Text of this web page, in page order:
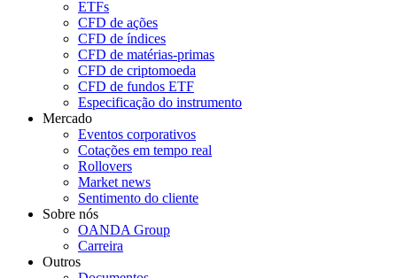
ETFs
CFD de ações
CFD de índices
CFD de matérias-primas
CFD de criptomoeda
CFD de fundos ETF
Especificação do instrumento
Mercado
Eventos corporativos
Cotações em tempo real
Rollovers
Market news
Sentimento do cliente
Sobre nós
OANDA Group
Carreira
Outros